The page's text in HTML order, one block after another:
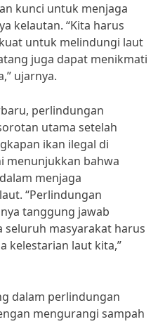
kunci untuk menjaga
kelautan. “Kita harus
untuk melindungi laut
juga dapat menikmati
ujarnya.
perlindungan
utama setelah
ikan ilegal di
menunjukkan bahwa
menjaga
“Perlindungan
tanggung jawab
seluruh masyarakat harus
kelestarian laut kita,”
dalam perlindungan
mengurangi sampah